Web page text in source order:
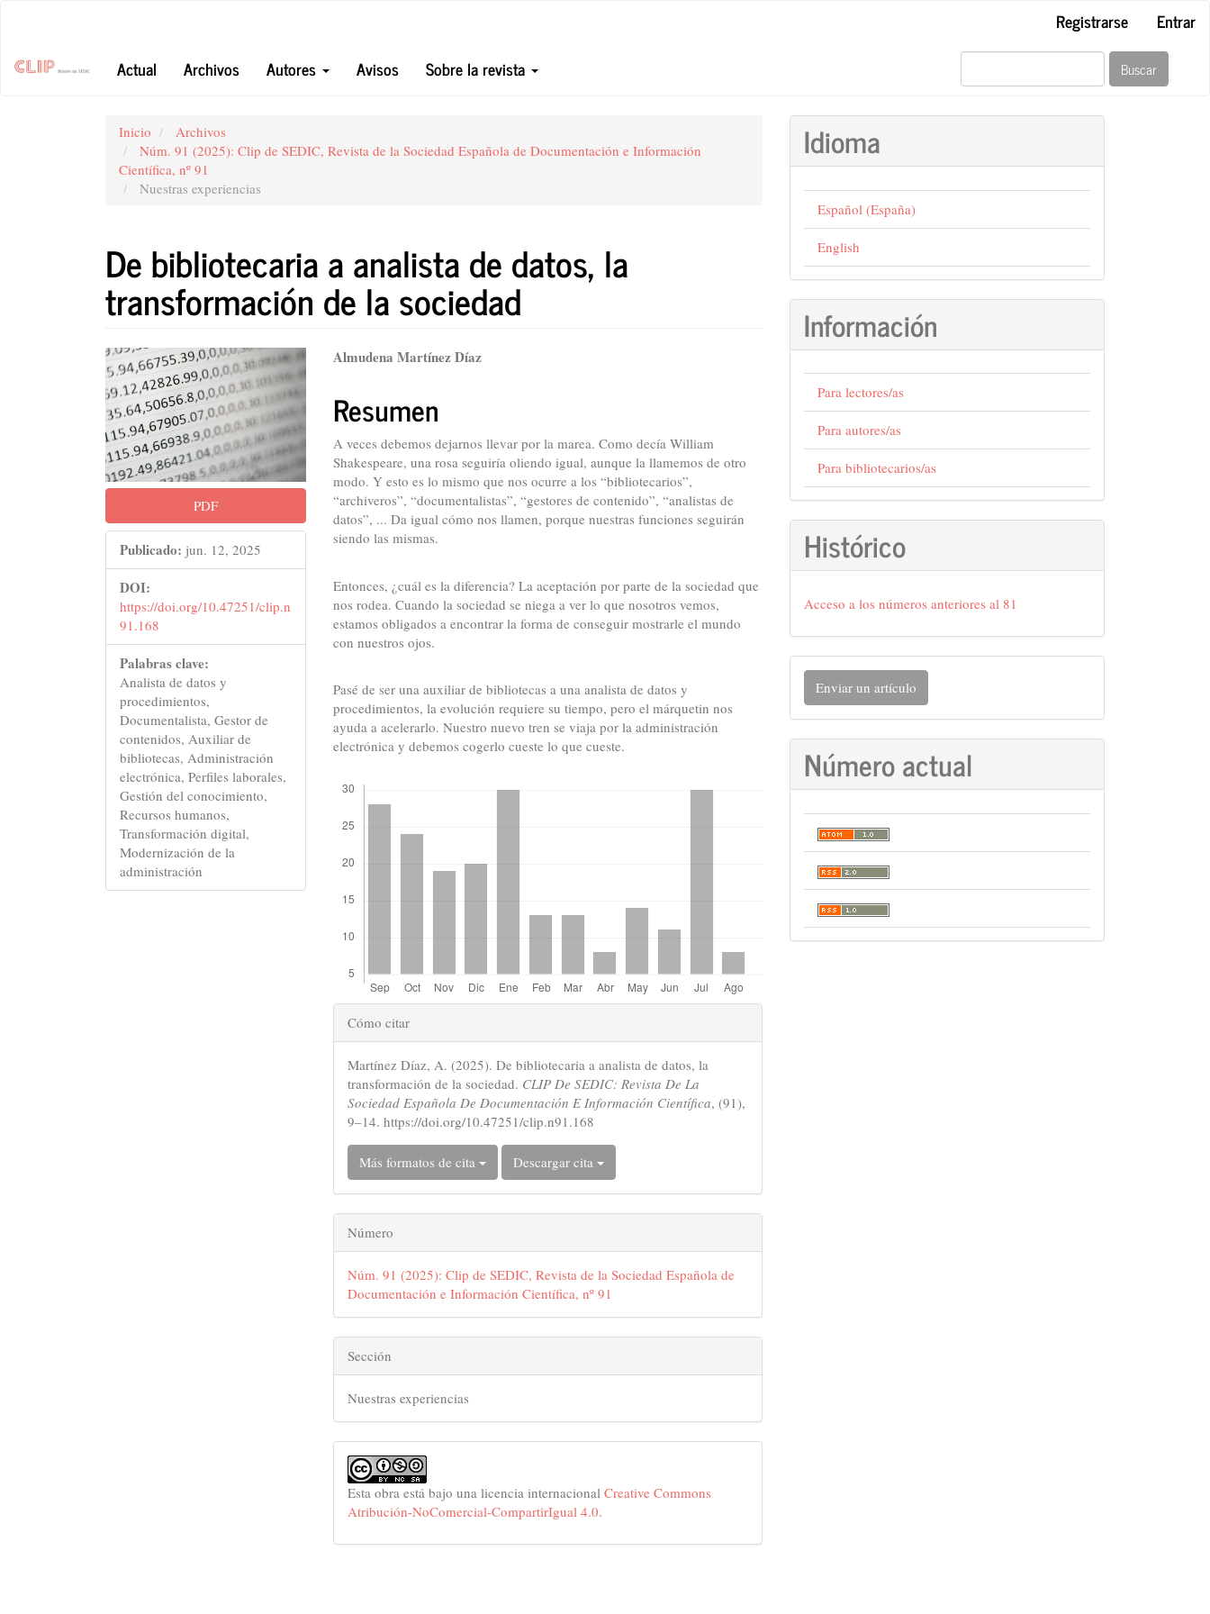
principal
Registrarse
Entrar
Actual
Archivos Autores Avisos Sobre la revista Buscar
Inicio
Archivos
Núm. 91 (2025): Clip de SEDIC, Revista de la Sociedad Española de Documentación e Información
Científica, nº 91
Nuestras experiencias
De bibliotecaria a analista de datos, la
transformación de la sociedad
Barra
lateral
del
artículo
PDF
Publicado: jun. 12, 2025
DOI:
https://doi.org/10.47251/clip.n
91.168
Palabras clave:
Analista de datos y
procedimientos,
Documentalista, Gestor de
contenidos, Auxiliar de
bibliotecas, Administración
electrónica, Perfiles laborales,
Gestión del conocimiento,
Recursos humanos,
Transformación digital,
Modernización de la
administración
Contenido
principal
del
artículo
Almudena Martínez Díaz
Resumen
A veces debemos dejarnos llevar por la marea. Como decía William
Shakespeare, una rosa seguiría oliendo igual, aunque la llamemos de otro
modo. Y esto es lo mismo que nos ocurre a los “bibliotecarios”,
“archiveros”, “documentalistas”, “gestores de contenido”, “analistas de
datos”, ... Da igual cómo nos llamen, porque nuestras funciones seguirán
siendo las mismas.
Entonces, ¿cuál es la diferencia? La aceptación por parte de la sociedad que
nos rodea. Cuando la sociedad se niega a ver lo que nosotros vemos,
estamos obligados a encontrar la forma de conseguir mostrarle el mundo
con nuestros ojos.
Pasé de ser una auxiliar de bibliotecas a una analista de datos y
procedimientos, la evolución requiere su tiempo, pero el márquetin nos
ayuda a acelerarlo. Nuestro nuevo tren se viaja por la administración
electrónica y debemos cogerlo cueste lo que cueste.
Detalles
del
artículo
Cómo citar
Martínez Díaz, A. (2025). De bibliotecaria a analista de datos, la
transformación de la sociedad. CLIP De SEDIC: Revista De La
Sociedad Española De Documentación E Información Científica, (91),
9–14. https://doi.org/10.47251/clip.n91.168
Más formatos de cita Descargar cita
Número
Núm. 91 (2025): Clip de SEDIC, Revista de la Sociedad Española de
Documentación e Información Científica, nº 91
Sección
Nuestras experiencias
Esta obra está bajo una licencia internacionalCreative Commons
Atribución-NoComercial-CompartirIgual 4.0.
Idioma
Español (España)
English
Información
Para lectores/as
Para autores/as
Para bibliotecarios/as
Histórico
Acceso a los números anteriores al 81
Enviar
un
artículo
Enviar un artículo
Número actual